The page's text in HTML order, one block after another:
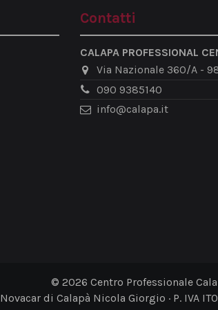
Contatti
CALAPA PROFESSIONAL
Via Nazionale 360/A -
090 9385140
info@calapa.it
© 2026 Centro Professionale
Novacar di Calapà Nicola Giorgio · P. IVA